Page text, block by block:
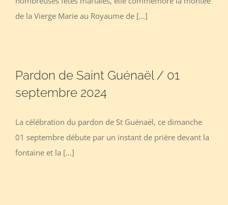
de la Vierge Marie au Royaume de [...]
Pardon de Saint Guénaël / 01
septembre 2024
La célébration du pardon de St Guénaël, ce dimanche
01 septembre débute par un instant de prière devant la
fontaine et la [...]